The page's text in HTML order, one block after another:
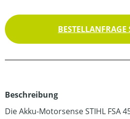
BESTELLANFRAGE
Beschreibung
Die Akku-Motorsense STIHL FSA